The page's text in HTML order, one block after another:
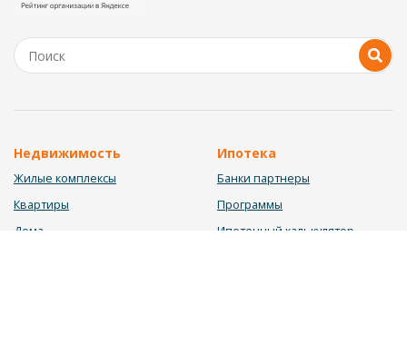
Недвижимость
Жилые комплексы
Квартиры
Дома
Ипотека
Банки партнеры
Программы
Ипотечный калькулятор